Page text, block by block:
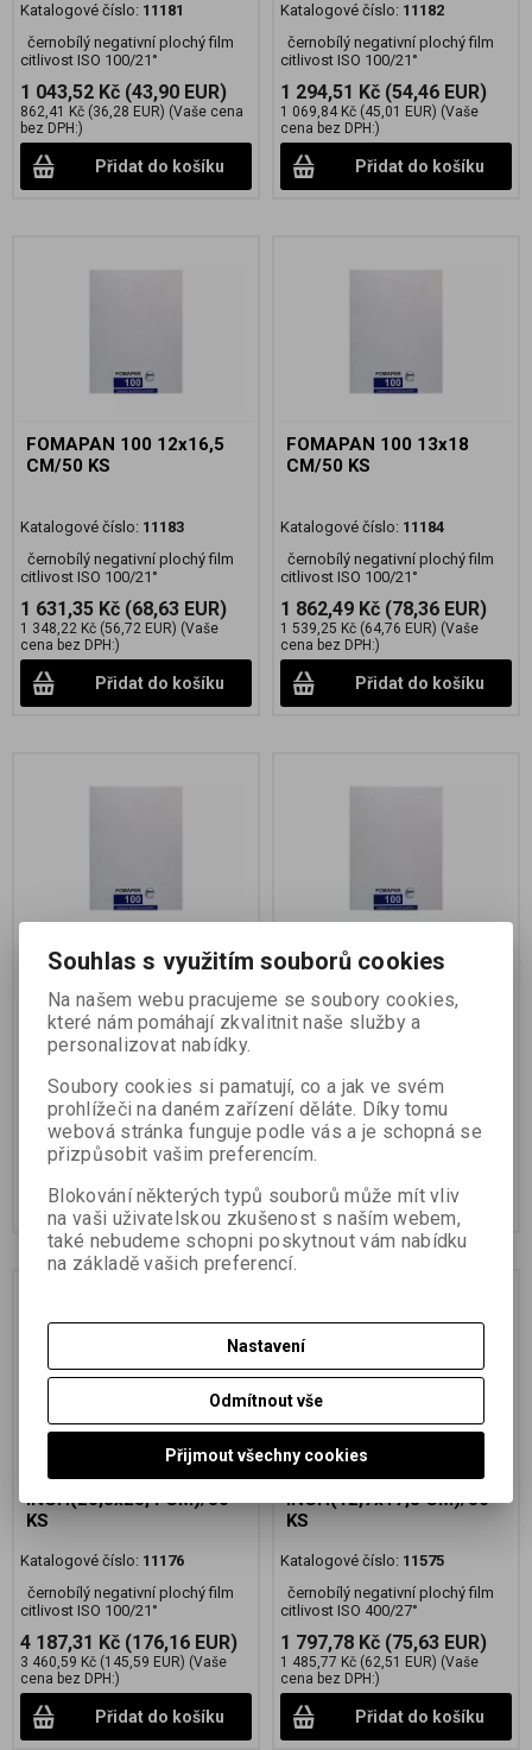
Katalogové číslo: 11181
černobílý negativní plochý film
citlivost ISO 100/21°
1 043,52 Kč (43,90 EUR)
862,41 Kč (36,28 EUR) (Vaše cena
bez DPH:)
Přidat do košíku
Katalogové číslo: 11182
černobílý negativní plochý film
citlivost ISO 100/21°
1 294,51 Kč (54,46 EUR)
1 069,84 Kč (45,01 EUR) (Vaše
cena bez DPH:)
Přidat do košíku
FOMAPAN 100 12x16,5
CM/50 KS
Katalogové číslo: 11183
černobílý negativní plochý film
citlivost ISO 100/21°
1 631,35 Kč (68,63 EUR)
1 348,22 Kč (56,72 EUR) (Vaše
cena bez DPH:)
Přidat do košíku
FOMAPAN 100 13x18
CM/50 KS
Katalogové číslo: 11184
černobílý negativní plochý film
citlivost ISO 100/21°
1 862,49 Kč (78,36 EUR)
1 539,25 Kč (64,76 EUR) (Vaše
cena bez DPH:)
Přidat do košíku
FOMAPAN 100 18x24
Katalogové číslo:11185
černobílý negativní plochý film
citlivost ISO 100/21°
3 236,25 Kč (136,15 EUR)
2 674,59 Kč (112,52 EUR)(Vaše
cena bez DPH:)
Přidat do košíku
FOMAPAN 100 4x5
KS
černobílý negativní plochý film
citlivost ISO 100/21°
1 118,80 Kč (47,07 EUR)
924,63 Kč (38,90 EUR)(Vaše cena
bez DPH:)
Přidat do košíku
FOMAPAN 100 8x10
INCH(20,3x25,4 CM)/50
KS
Katalogové číslo: 11176
černobílý negativní plochý film
citlivost ISO 100/21°
4 187,31 Kč (176,16 EUR)
3 460,59 Kč (145,59 EUR) (Vaše
cena bez DPH:)
Přidat do košíku
FOMAPAN 400 5x7
INCH(12,7x17,8 CM)/50
KS
Katalogové číslo: 11575
černobílý negativní plochý film
citlivost ISO 400/27°
1 797,78 Kč (75,63 EUR)
1 485,77 Kč (62,51 EUR) (Vaše
cena bez DPH:)
Přidat do košíku
Souhlas s využitím souborů cookies
Na našem webu pracujeme se soubory cookies,
které nám pomáhají zkvalitnit naše služby a
personalizovat nabídky.
Soubory cookies si pamatují, co a jak ve svém
prohlížeči na daném zařízení děláte. Díky tomu
webová stránka funguje podle vás a je schopná se
přizpůsobit vašim preferencím.
Blokování některých typů souborů může mít vliv
na vaši uživatelskou zkušenost s naším webem,
také nebudeme schopni poskytnout vám nabídku
na základě vašich preferencí.
Nastavení
Odmítnout vše
Přijmout všechny cookies